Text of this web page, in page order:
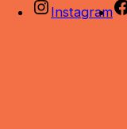
Instagram